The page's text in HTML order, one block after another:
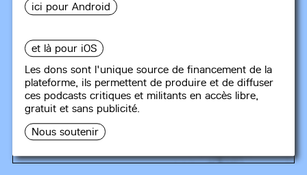
ici pour Android
et là pour iOS
Les dons sont l'unique source de financement de la
plateforme, ils permettent de produire et de diffuser
ces podcasts critiques et militants en accès libre,
gratuit et sans publicité.
Nous soutenir